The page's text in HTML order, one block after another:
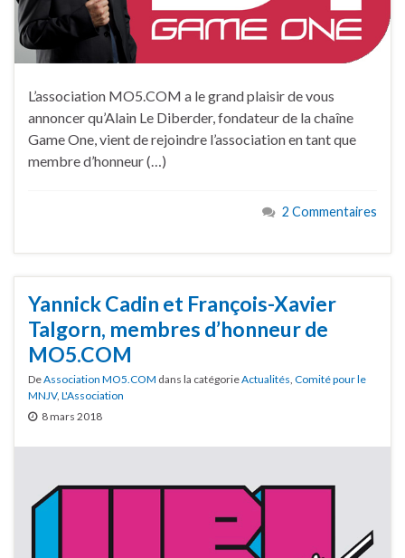
L’association MO5.COM a le grand plaisir de vous
annoncer qu’Alain Le Diberder, fondateur de la chaîne
Game One, vient de rejoindre l’association en tant que
membre d’honneur (…)
2 Commentaires
Yannick Cadin et François-Xavier
Talgorn, membres d’honneur de
MO5.COM
DeAssociation MO5.COM dans la catégorieActualités Comité pour le
MNJV, L'Association
8 mars 2018